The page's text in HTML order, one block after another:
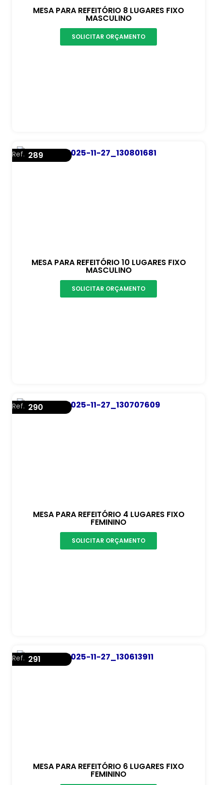
MESA PARA REFEITÓRIO 8 LUGARES FIXO
MASCULINO
SOLICITAR ORÇAMENTO
MESA PARA REFEITÓRIO 10 LUGARES FIXO
MASCULINO
Ref. 289
SOLICITAR ORÇAMENTO
MESA PARA REFEITÓRIO 4 LUGARES FIXO
FEMININO
Ref. 290
SOLICITAR ORÇAMENTO
MESA PARA REFEITÓRIO 6 LUGARES FIXO
FEMININO
Ref. 291